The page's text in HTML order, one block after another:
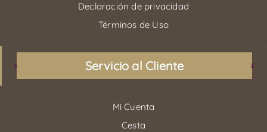
Declaración de privacidad
Términos de Uso
Servicio al Cliente
Mi Cuenta
Cesta